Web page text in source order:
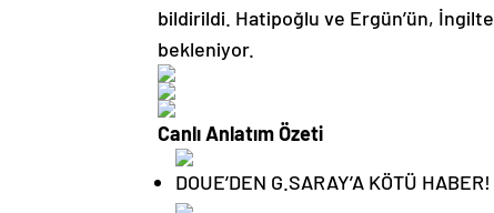
bildirildi. Hatipoğlu ve Ergün’ün,
bekleniyor.
Canlı Anlatım Özeti
DOUE’DEN G.SARAY’A KÖTÜ